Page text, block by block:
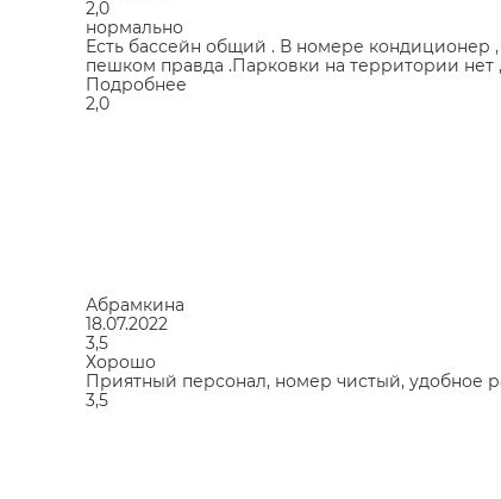
2,0
нормально
Есть бассейн общий . В номере кондиционер
пешком правда .Парковки на территории нет
Подробнее
2,0
Абрамкина
18.07.2022
3,5
Хорошо
Приятный персонал, номер чистый, удобное
3,5